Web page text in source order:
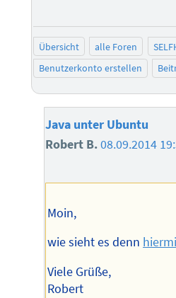
Übersicht alle Foren
Benutzerkonto erstellen
Java unter Ubuntu
Robert B.08.09.2014
Moin,
wie sieht es denn
Viele Grüße,
Robert